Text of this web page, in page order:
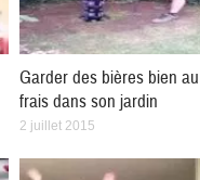
Garder des bières bien au
frais dans son jardin
2 juillet 2015